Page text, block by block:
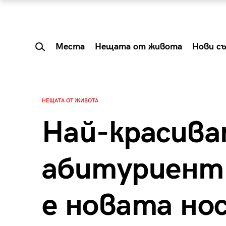
Места Нещата от живота Нови
НЕЩАТА ОТ ЖИВОТА
Най-
е новатаSummer Prelude: как